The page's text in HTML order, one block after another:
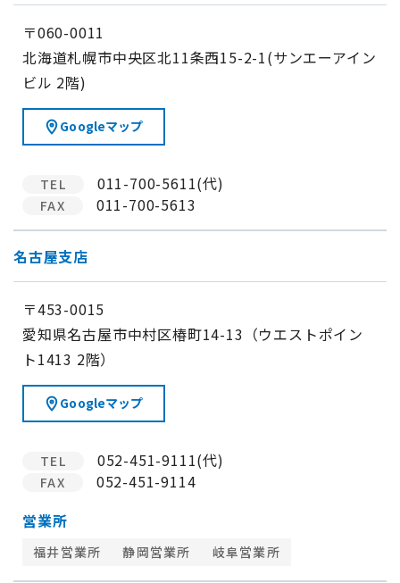
〒060-0011
北海道札幌市中央区北11条西15-2-1(サンエーアイン
ビル 2階)
Googleマップ
TEL 011-700-5611(代)
FAX 011-700-5613
名古屋支店
〒453-0015
愛知県名古屋市中村区椿町14-13（ウエストポイン
ト1413 2階）
Googleマップ
TEL 052-451-9111(代)
FAX
052-451-9114
営業所
福井営業所 静岡営業所 岐阜営業所